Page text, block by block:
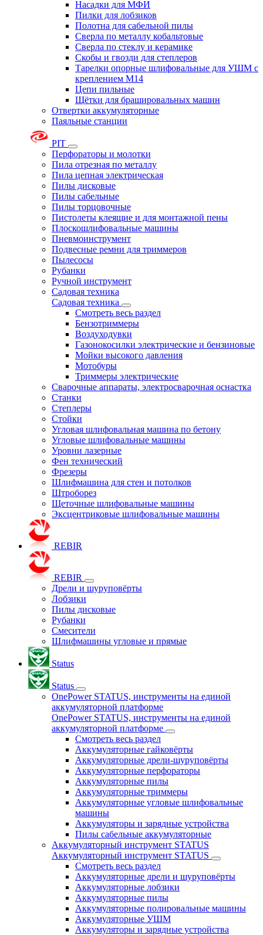
Насадки для МФИ
Пилки для лобзиков
Полотна для сабельной пилы
Сверла по металлу кобальтовые
Сверла по стеклу и керамике
Скобы и гвозди для степлеров
Тарелки опорные шлифовальные для УШМ с
креплением М14
Цепи пильные
Щётки для брашировальных машин
Отвертки аккумуляторные
Паяльные станции
PIT
Перфораторы и молотки
Пила отрезная по металлу
Пила цепная электрическая
Пилы дисковые
Пилы сабельные
Пилы торцовочные
Пистолеты клеящие и для монтажной пены
Плоскошлифовальные машины
Пневмоинструмент
Подвесные ремни для триммеров
Пылесосы
Рубанки
Ручной инструмент
Садовая техника
Садовая техника
Смотреть весь раздел
Бензотриммеры
Воздуходувки
Газонокосилки электрические и бензиновые
Мойки высокого давления
Мотобуры
Триммеры электрические
Сварочные аппараты, электросварочная оснастка
Станки
Степлеры
Стойки
Угловая шлифовальная машина по бетону
Угловые шлифовальные машины
Уровни лазерные
Фен технический
Фрезеры
Шлифмашина для стен и потолков
Штроборез
Щеточные шлифовальные машины
Эксцентриковые шлифовальные машины
REBIR
REBIR
Дрели и шуруповёрты
Лобзики
Пилы дисковые
Рубанки
Смесители
Шлифмашины угловые и прямые
Status
Status
OnePower STATUS, инструменты на единой
аккумуляторной платформе
OnePower STATUS, инструменты на единой
аккумуляторной платформе
Смотреть весь раздел
Аккумуляторные гайковёрты
Аккумуляторные дрели-шуруповёрты
Аккумуляторные перфораторы
Аккумуляторные пилы
Аккумуляторные триммеры
Аккумуляторные угловые шлифовальные
машины
Аккумуляторы и зарядные устройства
Пилы сабельные аккумуляторные
Аккумуляторный инструмент STATUS
Аккумуляторный инструмент STATUS
Смотреть весь раздел
Аккумуляторные дрели и шуруповёрты
Аккумуляторные лобзики
Аккумуляторные пилы
Аккумуляторные полировальные машины
Аккумуляторные УШМ
Аккумуляторы и зарядные устройства